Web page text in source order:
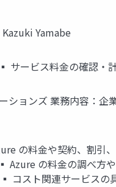
Yamabe
ービス料金の確認
ョンズ 業務内容：
の料金や契約、割
の料金の調べ
コスト関連サービスの